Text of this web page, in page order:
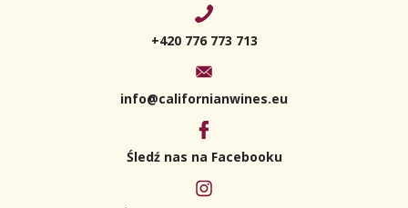
+420 776 773 713
info@californianwines.eu
Śledź nas na Facebooku